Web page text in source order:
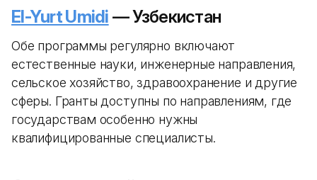
El-Yurt Umidi — Узбекистан
Обе программы регулярно включают
естественные науки, инженерные направления,
сельское хозяйство, здравоохранение и другие
сферы. Гранты доступны по направлениям, где
государствам особенно нужны
квалифицированные специалисты.